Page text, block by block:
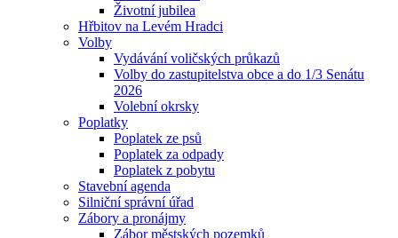
Životní jubilea
Hřbitov na Levém Hradci
Volby
Vydávání voličských průkazů
Volby do zastupitelstva obce a do 1/3 Senátu
2026
Volební okrsky
Poplatky
Poplatek ze psů
Poplatek za odpady
Poplatek z pobytu
Stavební agenda
Silniční správní úřad
Zábory a pronájmy
Zábor městských pozemků